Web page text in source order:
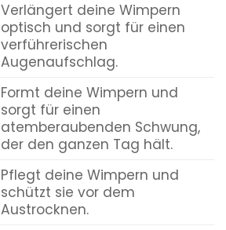
Verlängert deine Wimpern
optisch und sorgt für einen
verführerischen
Augenaufschlag.
Formt deine Wimpern und
sorgt für einen
atemberaubenden Schwung,
der den ganzen Tag hält.
Pflegt deine Wimpern und
schützt sie vor dem
Austrocknen.